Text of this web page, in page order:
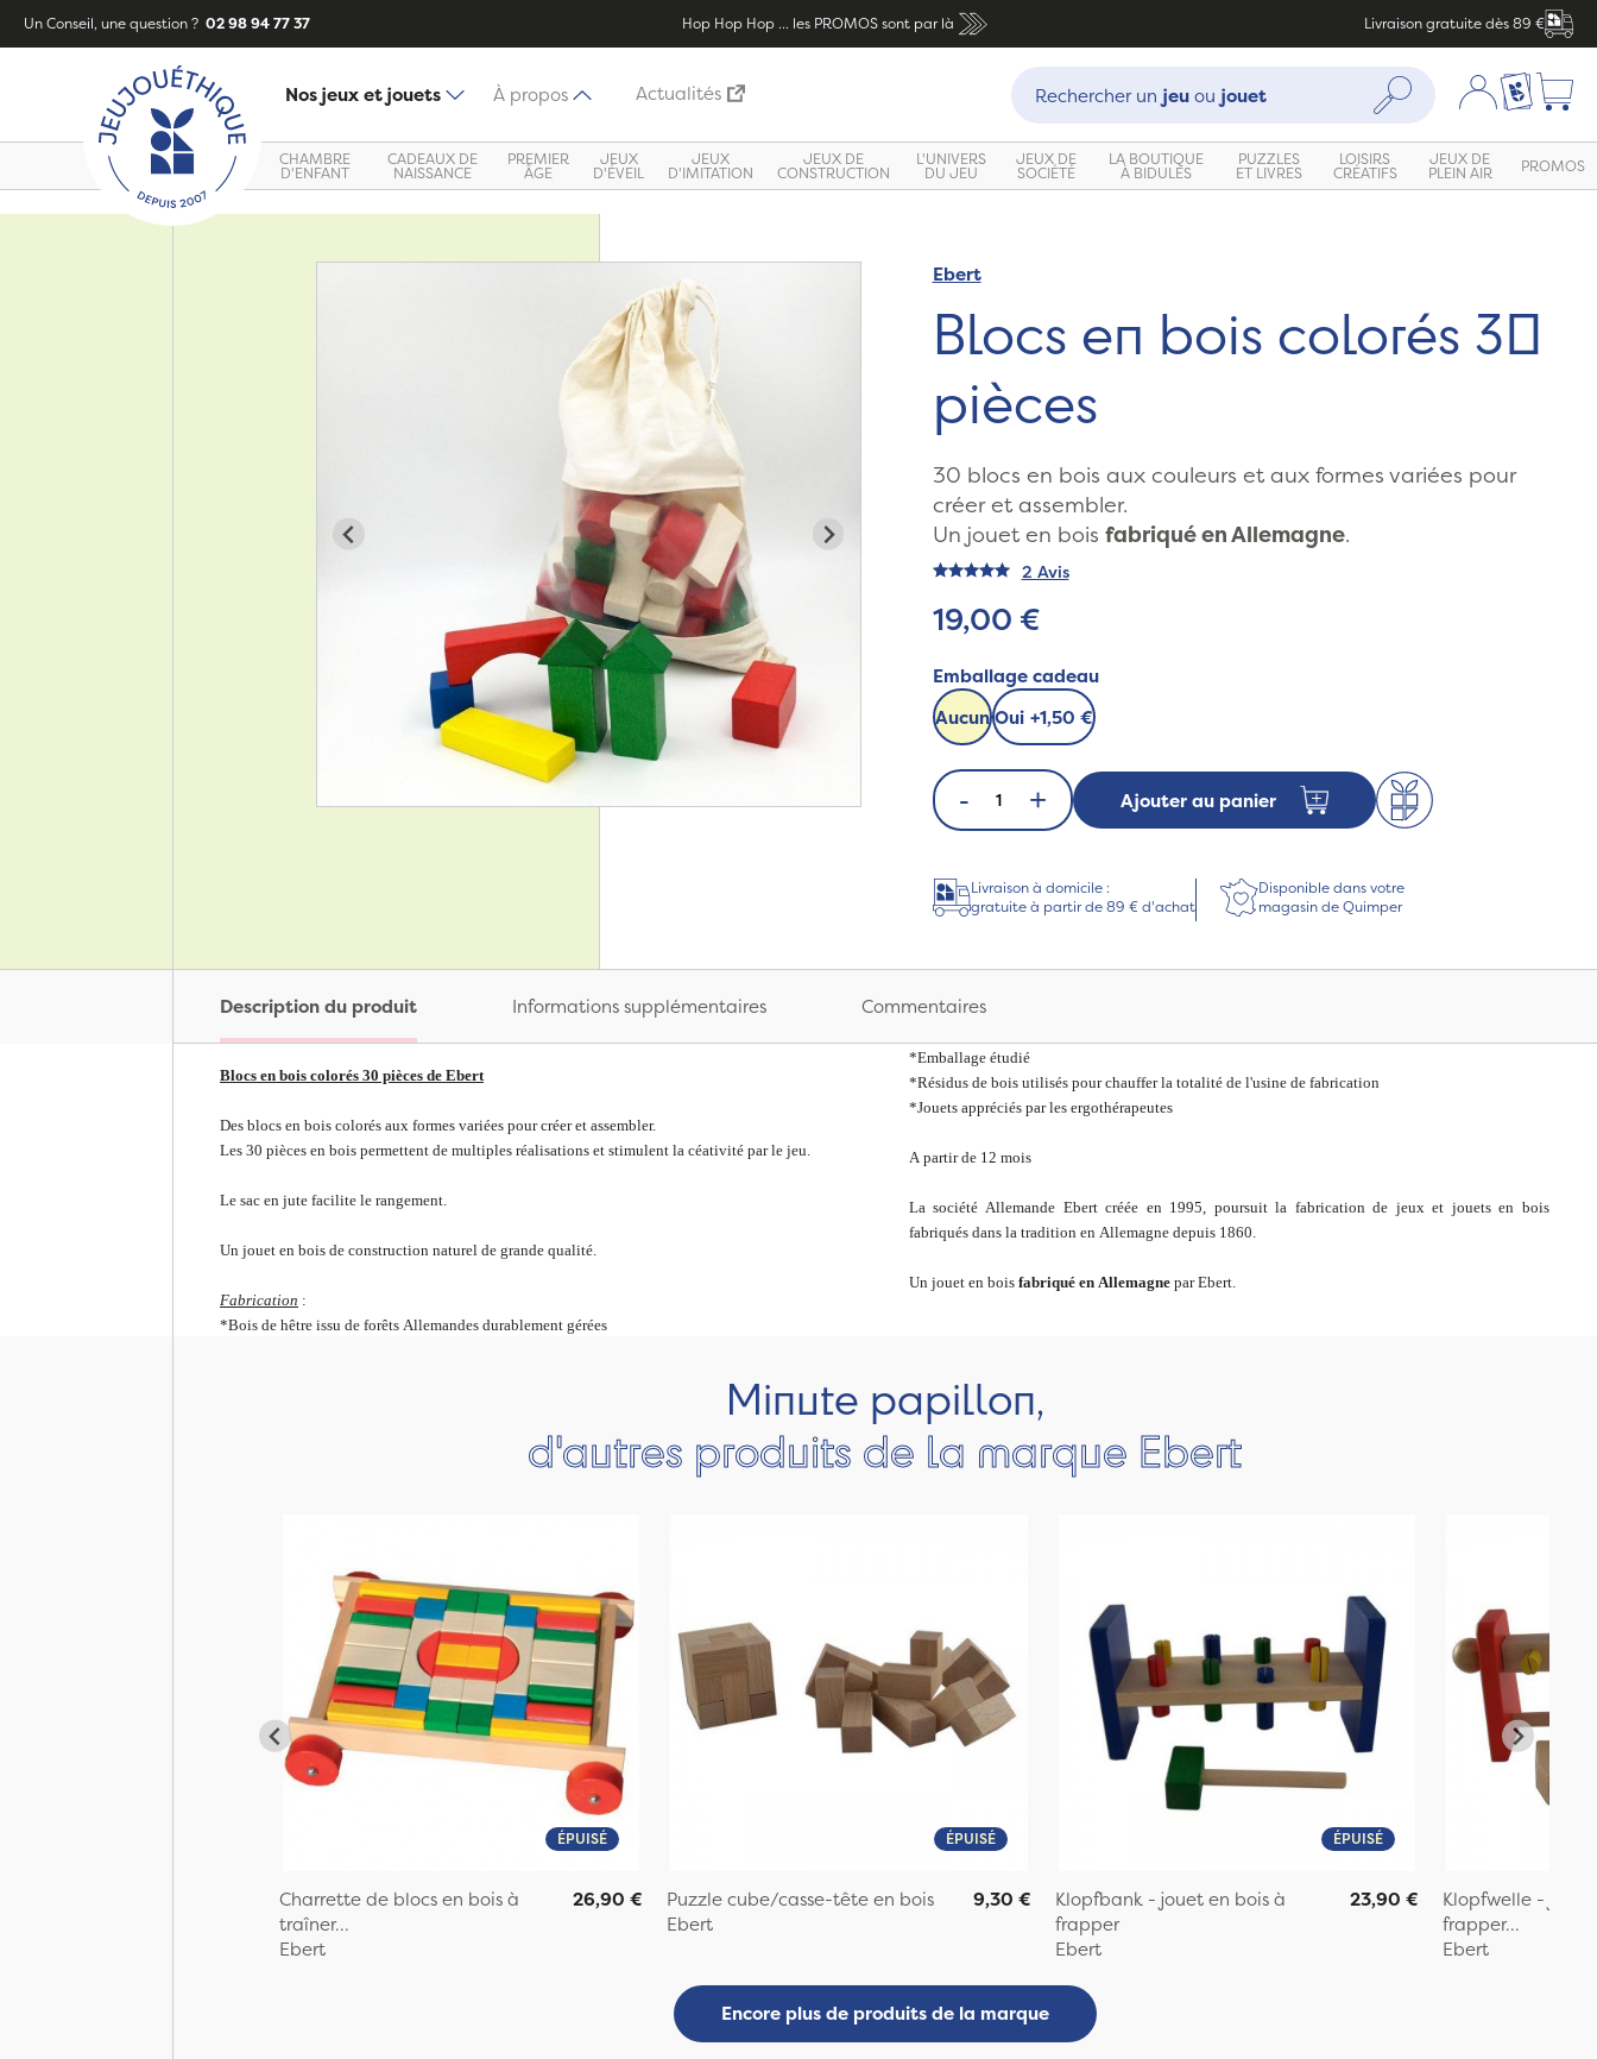
Un Conseil, une question ? 02 98 94 77 37 Hop Hop Hop ... les PROMOS sont par là Livraison gratuite dès 89 €
Nos jeux et jouets À propos Actualités
Recherche :
Rechercher un jeuou jouet Rechercher Mon compte
Ma liste
CHAMBRE
D'ENFANT
CADEAUX DE
NAISSANCE
PREMIER
ÂGE
JEUX
D'ÉVEIL
JEUX
D'IMITATION
JEUX DE
CONSTRUCTION
L'UNIVERS
DU JEU
JEUX DE
SOCIÉTÉ
LA BOUTIQUE
À BIDULES
PUZZLES
ET LIVRES
LOISIRS
CRÉATIFS
JEUX DE
PLEIN AIR PROMOS
Ebert
Blocs en bois colorés 30
pièces
30 blocs en bois aux couleurs et aux formes variées pour
créer et assembler.
Un jouet en bois fabriqué en Allemagne.
2 Avis
19,00 €
Emballage cadeau
AucunOui +1,50 €
- + Ajouter au panier
Livraison à domicile :
gratuite à partir de 89 € d'achat
Disponible dans votre
magasin de Quimper
Description du produit Informations supplémentaires Commentaires
Blocs en bois colorés 30 pièces de Ebert
Des blocs en bois colorés aux formes variées pour créer et assembler.
Les 30 pièces en bois permettent de multiples réalisations et stimulent la céativité par le jeu.
Le sac en jute facilite le rangement.
Un jouet en bois de construction naturel de grande qualité.
Fabrication :
*Bois de hêtre issu de forêts Allemandes durablement gérées
*Emballage étudié
*Résidus de bois utilisés pour chauffer la totalité de l'usine de fabrication
*Jouets appréciés par les ergothérapeutes
A partir de 12 mois
La société Allemande Ebert créée en 1995, poursuit la fabrication de jeux et jouets en bois
fabriqués dans la tradition en Allemagne depuis 1860.
Un jouet en bois fabriqué en Allemagnepar Ebert.
Minute papillon,
d'autres produits de la marque Ebert
ÉPUISÉ
Charrette de blocs en bois à
traîner...
Ebert
26,90 €
ÉPUISÉ
Puzzle cube/casse-tête en bois
Ebert
9,30 €
ÉPUISÉ
Klopfbank - jouet en bois à
frapper
Ebert
23,90 €
Klopfwelle - jouet
frapper...
Ebert
Encore plus de produits de la marque